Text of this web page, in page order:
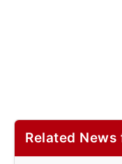
Related News